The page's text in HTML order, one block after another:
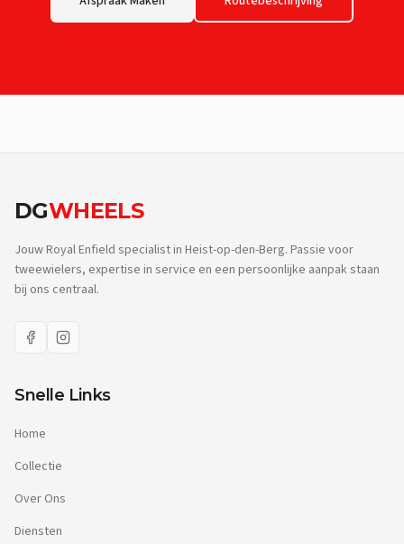
DGWHEELS
Jouw Royal Enfield specialist in Heist-op-den-Berg. Passie voor
tweewielers, expertise in service en een persoonlijke aanpak staan
bij ons centraal.
Snelle Links
Home
Collectie
Over Ons
Diensten